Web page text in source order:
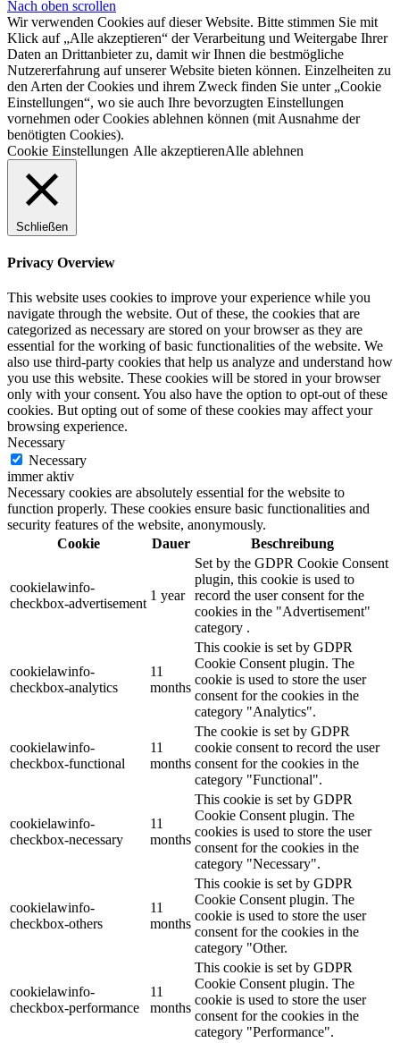
Nach oben scrollen
Wir verwenden Cookies auf dieser Website. Bitte stimmen Sie mit
Klick auf „Alle akzeptieren“ der Verarbeitung und Weitergabe Ihrer
Daten an Drittanbieter zu, damit wir Ihnen die bestmögliche
Nutzererfahrung auf unserer Website bieten können. Einzelheiten zu
den Arten der Cookies und ihrem Zweck finden Sie unter „Cookie
Einstellungen“, wo sie auch Ihre bevorzugten Einstellungen
vornehmen oder Cookies ablehnen können (mit Ausnahme der
benötigten Cookies).
Cookie Einstellungen Alle akzeptierenAlle ablehnen
Schließen
Privacy Overview
This website uses cookies to improve your experience while you
navigate through the website. Out of these, the cookies that are
categorized as necessary are stored on your browser as they are
essential for the working of basic functionalities of the website. We
also use third-party cookies that help us analyze and understand how
you use this website. These cookies will be stored in your browser
only with your consent. You also have the option to opt-out of these
cookies. But opting out of some of these cookies may affect your
browsing experience.
Necessary
Necessary
immer aktiv
Necessary cookies are absolutely essential for the website to
function properly. These cookies ensure basic functionalities and
security features of the website, anonymously.
Cookie
Dauer Beschreibung
cookielawinfo-
checkbox-advertisement
1 year
Set by the GDPR Cookie Consent
plugin, this cookie is used to
record the user consent for the
cookies in the "Advertisement"
category .
cookielawinfo-
checkbox-analytics
11
months
This cookie is set by GDPR
Cookie Consent plugin. The
cookie is used to store the user
consent for the cookies in the
category "Analytics".
cookielawinfo-
checkbox-functional
11
months
The cookie is set by GDPR
cookie consent to record the user
consent for the cookies in the
category "Functional".
cookielawinfo-
checkbox-necessary
11
months
This cookie is set by GDPR
Cookie Consent plugin. The
cookies is used to store the user
consent for the cookies in the
category "Necessary".
cookielawinfo-
checkbox-others
11
months
This cookie is set by GDPR
Cookie Consent plugin. The
cookie is used to store the user
consent for the cookies in the
category "Other.
cookielawinfo-
checkbox-performance
11
months
This cookie is set by GDPR
Cookie Consent plugin. The
cookie is used to store the user
consent for the cookies in the
category "Performance".